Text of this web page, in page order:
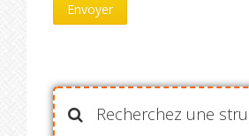
Recherchez une